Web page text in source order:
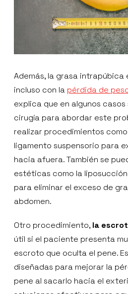
Además, la grasa intrapúbica
incluso con la pérdida de
explica que en algunos
cirugía para abordar este
realizar procedimientos
ligamento suspensorio para
hacia afuera. También se
estéticas como la
para eliminar el exceso de
abdomen.
Otro procedimiento, la
útil si el paciente presenta
escroto que oculta el pene.
diseñadas para mejorar la
pene al sacarlo hacia el